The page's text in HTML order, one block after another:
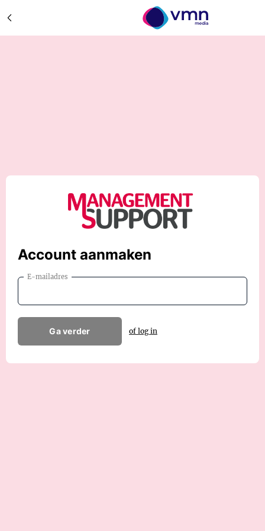
Account aanmaken
E-mailadres
Ga verder of log in